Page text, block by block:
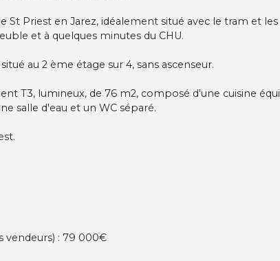
St Priest en Jarez, idéalement situé avec le tram et les
et à quelques minutes du CHU.
au 2 ème étage sur 4, sans ascenseur.
T3, lumineux, de 76 m2, composé d'une cuisine
salle d'eau et un WC séparé.
vendeurs) : 79 000€